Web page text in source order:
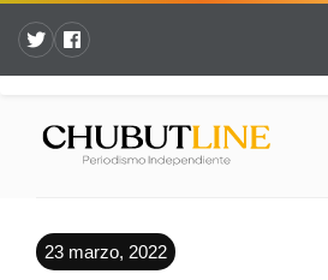
23 marzo, 2022